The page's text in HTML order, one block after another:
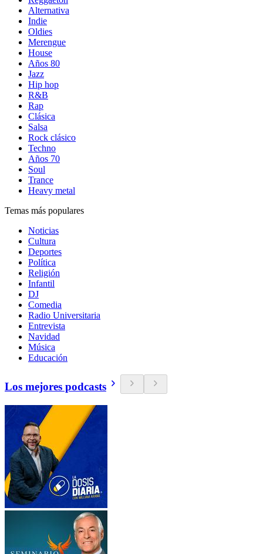
Alternativa
Indie
Oldies
Merengue
House
Años 80
Jazz
Hip hop
R&B
Rap
Clásica
Salsa
Rock clásico
Techno
Años 70
Soul
Trance
Heavy metal
Temas más populares
Noticias
Cultura
Deportes
Política
Religión
Infantil
DJ
Comedia
Radio Universitaria
Entrevista
Navidad
Música
Educación
Los mejores podcasts